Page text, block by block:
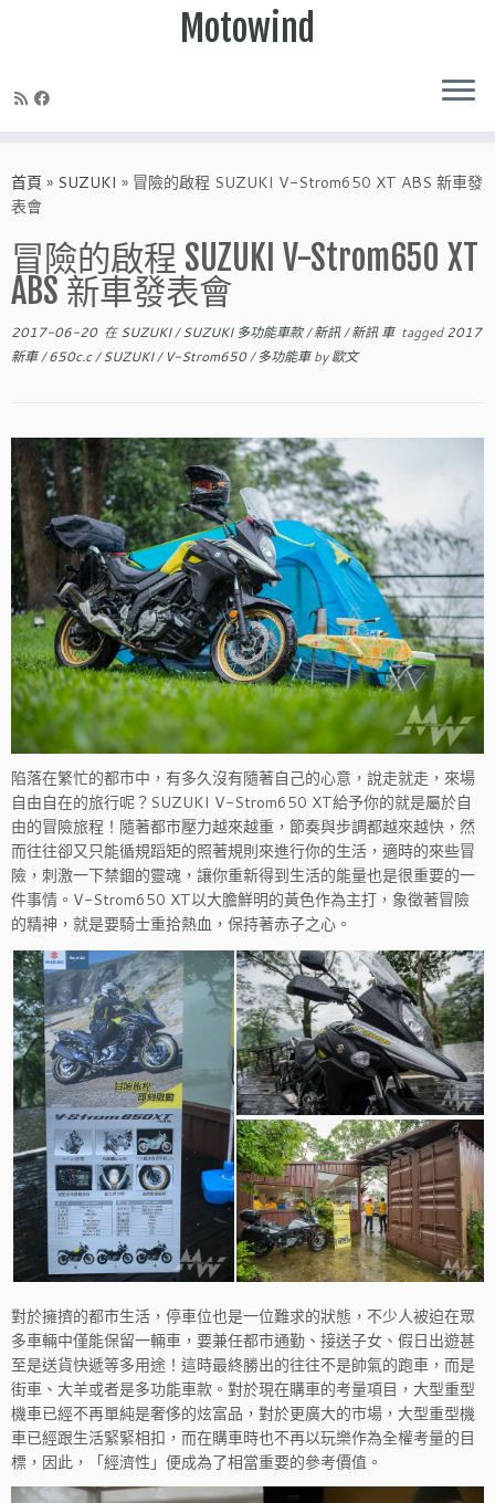
to
content
Motowind
首頁 » SUZUKI » 冒險的啟程 SUZUKI V-Strom650 XT ABS 新車發
表會
冒險的啟程 SUZUKI V-Strom650 XT
ABS 新車發表會
2017-06-20在SUZUKI/SUZUKI 多功能車款/新訊/新訊 車 tagged2017
新車/650c.c/SUZUKI/ V-Strom650/多功能車by歐文
陷落在繁忙的都市中，有多久沒有隨著自己的心意，說走就走，來場
自由自在的旅行呢？SUZUKI V-Strom650 XT給予你的就是屬於自
由的冒險旅程！隨著都市壓力越來越重，節奏與步調都越來越快，然
而往往卻又只能循規蹈矩的照著規則來進行你的生活，適時的來些冒
險，刺激一下禁錮的靈魂，讓你重新得到生活的能量也是很重要的一
件事情。V-Strom650 XT以大膽鮮明的黃色作為主打，象徵著冒險
的精神，就是要騎士重拾熱血，保持著赤子之心。
對於擁擠的都市生活，停車位也是一位難求的狀態，不少人被迫在眾
多車輛中僅能保留一輛車，要兼任都市通勤、接送子女、假日出遊甚
至是送貨快遞等多用途！這時最終勝出的往往不是帥氣的跑車，而是
街車、大羊或者是多功能車款。對於現在購車的考量項目，大型重型
機車已經不再單純是奢侈的炫富品，對於更廣大的市場，大型重型機
車已經跟生活緊緊相扣，而在購車時也不再以玩樂作為全權考量的目
標，因此，「經濟性」便成為了相當重要的參考價值。